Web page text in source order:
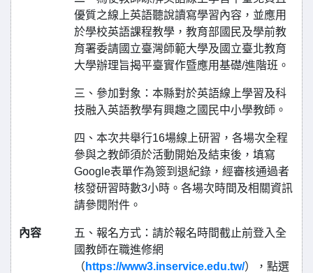
內容
優質之線上英語聽說讀寫學習內容，並應用
於學校英語課程教學，教育部國民及學前教
育署委請國立臺灣師範大學及國立臺北教育
大學辦理旨揭平臺實作暨應用基礎/進階班。
三、參加對象：本縣對於英語線上學習及科
技融入英語教學有興趣之國民中小學教師。
四、本次共舉行16場線上研習，各場次全程
參與之教師須於活動開始及結束後，填寫
Google表單作為簽到退紀錄，經審核通過者
核發研習時數3小時。各場次時間及相關資訊
請參閱附件。
五、報名方式：請於報名時間截止前登入全
國教師在職進修網
（ https://www3.inservice.edu.tw/），點選